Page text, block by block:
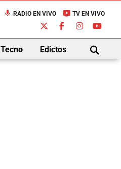
mic RADIO EN VIVO live_tv TV EN VIVO
Tecno Edictos
BUSCAR